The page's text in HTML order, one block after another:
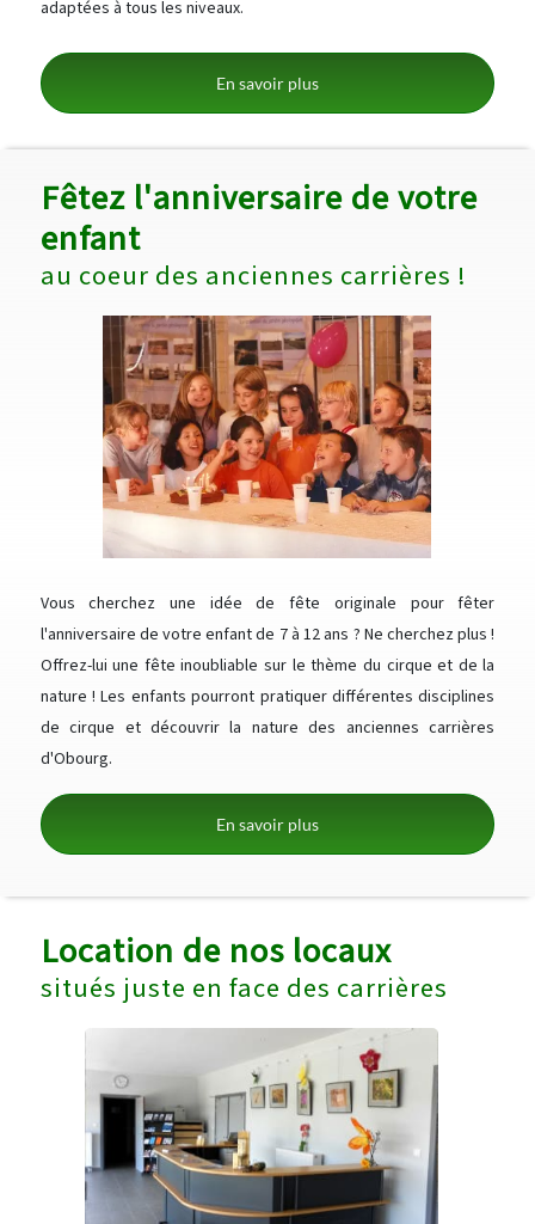
adaptées à tous les niveaux.
En savoir plus
Fêtez l'anniversaire de votre
enfant
au coeur des anciennes carrières !
Vous cherchez une idée de fête originale pour fêter
l'anniversaire de votre enfant de 7 à 12 ans ? Ne cherchez plus !
Offrez-lui une fête inoubliable sur le thème du cirque et de la
nature ! Les enfants pourront pratiquer différentes disciplines
de cirque et découvrir la nature des anciennes carrières
d'Obourg.
En savoir plus
Location de nos locaux
situés juste en face des carrières